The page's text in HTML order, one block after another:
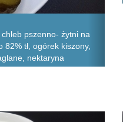
pszenno- żytni na
82% tł, ogórek kiszony,
nektaryna